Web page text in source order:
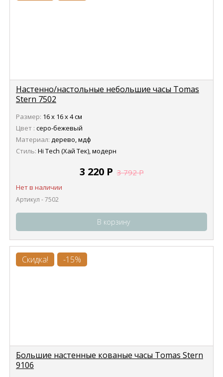
Настенно/настольные небольшие часы Tomas
Stern 7502
Размер: 16 х 16 х 4 см
Цвет : серо-бежевый
Материал: дерево, мдф
Стиль: Hi Tech (Хай Тек), модерн
3 220 Р 3 792Р
Нет в наличии
Артикул - 7502
В корзину
Скидка! -15%
Большие настенные кованые часы Tomas Stern
9106